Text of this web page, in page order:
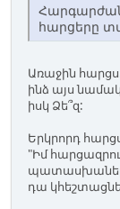
Հարգարժան
հարցերը
Առաջին
ինձ այս
իսկ Ձե՞զ:
Երկրորդ
"Իմ
դա